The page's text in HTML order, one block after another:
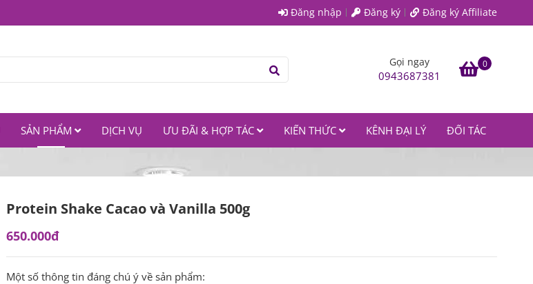
Đăng nhập Đăng ký Đăng ký Affiliate
Gọi ngay
0943687381
0
SẢN PHẨM DỊCH VỤ ƯU ĐÃI & HỢP TÁC KIẾN THỨC KÊNH ĐẠI LÝ ĐỐI TÁC
Protein Shake Cacao và Vanilla 500g
650.000đ
Một số thông tin đáng chú ý về sản phẩm: